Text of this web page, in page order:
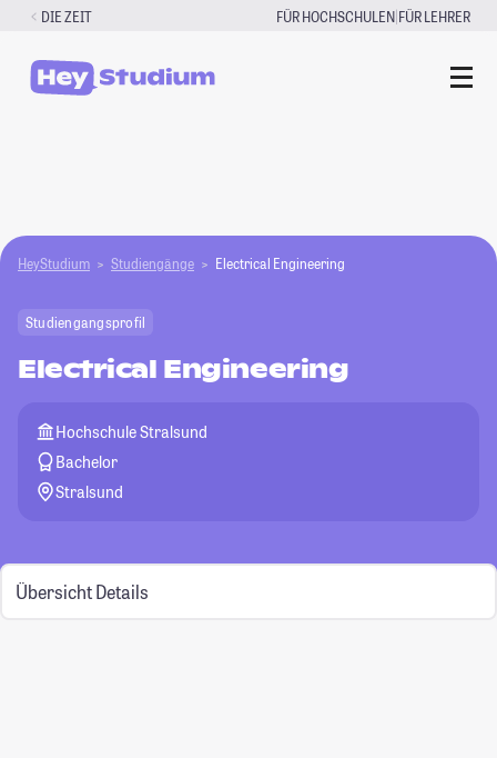
Zum
springen
DIE ZEIT FÜR HOCHSCHULEN|FÜR LEHRER
HeyStudium Studiengänge Electrical Engineering
Studiengangsprofil
Electrical Engineering
Hochschule Stralsund
Bachelor
Stralsund
Übersicht Details